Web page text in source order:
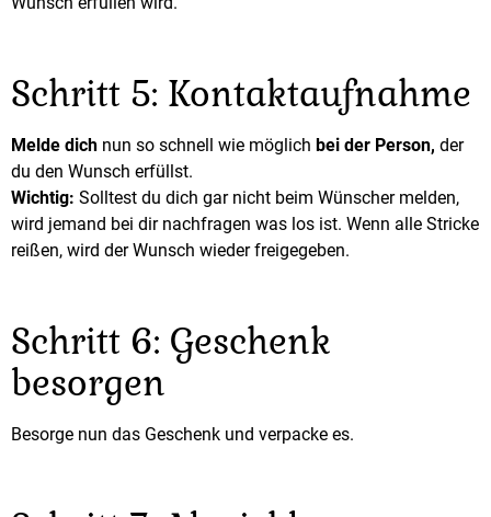
Schritt 5: Kontaktaufnahme
Melde dich nun so schnell wie möglich bei der Person, der
du den Wunsch erfüllst.
Wichtig: Solltest du dich gar nicht beim Wünscher melden,
wird jemand bei dir nachfragen was los ist. Wenn alle Stricke
reißen, wird der Wunsch wieder freigegeben.
Schritt 6: Geschenk
besorgen
Besorge nun das Geschenk und verpacke es.